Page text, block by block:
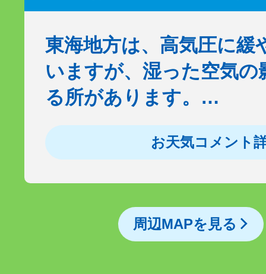
東海地方は、高気圧に緩
いますが、湿った空気の
る所があります。…
お天気コメント
周辺MAPを見る